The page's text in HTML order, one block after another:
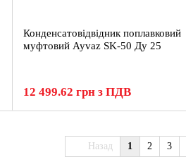
Конденсатовідвідник поплавковий
муфтовий Ayvaz SK-50 Ду 25
12 499.62 грн з ПДВ
Назад 1 2 3